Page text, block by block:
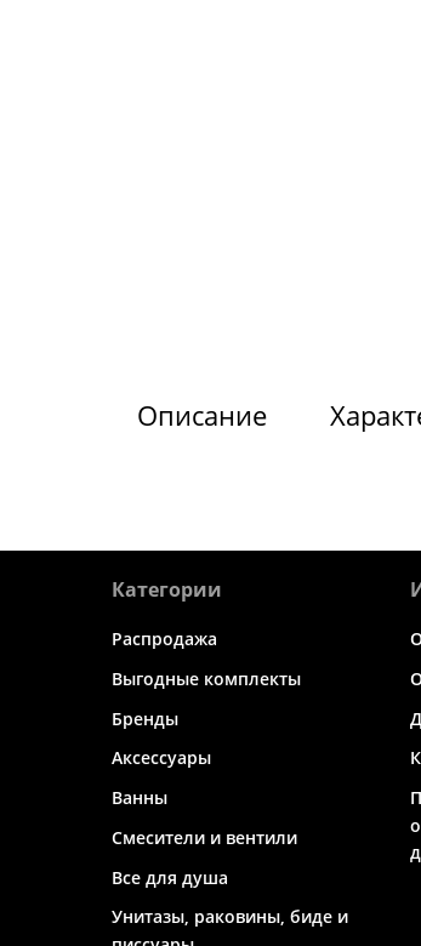
Описание
Категории
Распродажа
Выгодные комплекты
Бренды
Аксессуары
Ванны
Смесители и вентили
Все для душа
Унитазы, раковины, биде и